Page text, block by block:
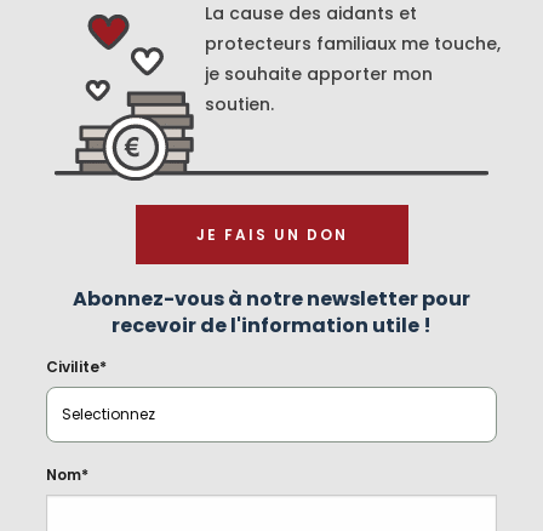
La cause des aidants et
protecteurs familiaux me touche,
je souhaite apporter mon
soutien.
JE FAIS UN DON
Abonnez-vous à notre newsletter pour
recevoir de l'information utile !
Civilite*
Nom*